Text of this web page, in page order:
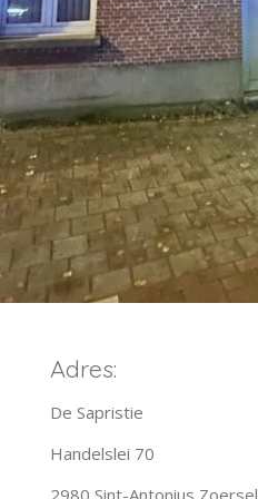
Adres:
De Sapristie
Handelslei 70
2980 Sint-Antonius Zoersel